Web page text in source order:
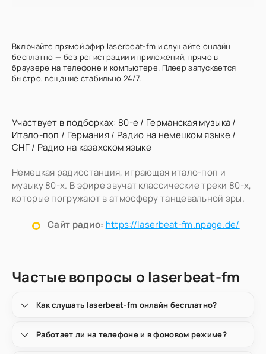
Включайте прямой эфир laserbeat-fm и слушайте онлайн
бесплатно — без регистрации и приложений, прямо в
браузере на телефоне и компьютере. Плеер запускается
быстро, вещание стабильно 24/7.
Участвует в подборках: 80-е/ Германская музыка/
Итало-поп / Германия/ Радио на немецком языке/
СНГ/ Радио на казахском языке
Немецкая радиостанция, играющая итало-поп и
музыку 80-х. В эфире звучат классические треки 80-х,
которые погружают в атмосферу танцевальной эры.
Сайт радио: https://laserbeat-fm.npage.de/
Частые вопросы о laserbeat-fm
Как слушать laserbeat-fm онлайн бесплатно?
Работает ли на телефоне и в фоновом режиме?